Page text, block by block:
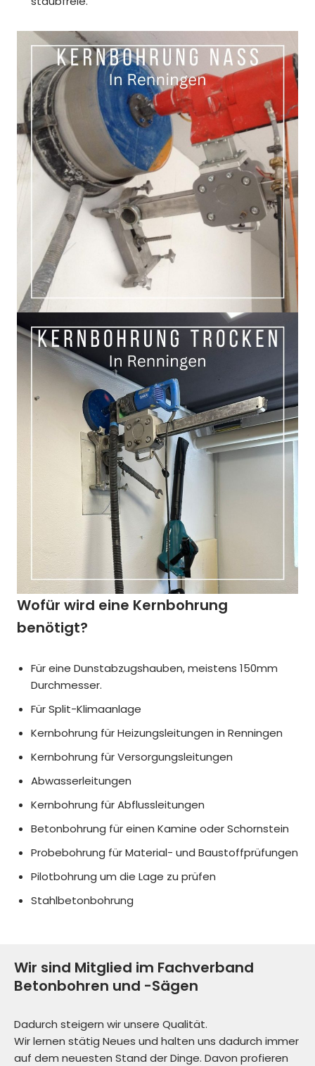
Wofür wird eine Kernbohrung
benötigt?
Für eine Dunstabzugshauben, meistens 150mm
Durchmesser.
Für Split-Klimaanlage
Kernbohrung für Heizungsleitungen in Renningen
Kernbohrung für Versorgungsleitungen
Abwasserleitungen
Kernbohrung für Abflussleitungen
Betonbohrung für einen Kamine oder Schornstein
Probebohrung für Material- und Baustoffprüfungen
Pilotbohrung um die Lage zu prüfen
Stahlbetonbohrung
Wir sind Mitglied im Fachverband
Betonbohren und -Sägen
Dadurch steigern wir unsere Qualität.
Wir lernen stätig Neues und halten uns dadurch immer
auf dem neuesten Stand der Dinge. Davon profieren